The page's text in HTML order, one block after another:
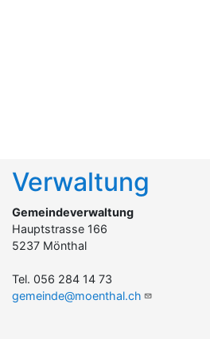
Verwaltung
Gemeindeverwaltung
Hauptstrasse 166
5237 Mönthal
Tel. 056 284 14 73
gemeinde@moenthal.ch